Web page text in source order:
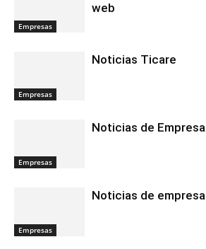
Empresas
web
Empresas
Noticias Ticare
Empresas
Noticias de Empresa
Empresas
Noticias de empresa